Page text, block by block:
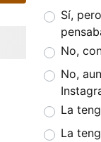
Sí,
No,
No,
La
La